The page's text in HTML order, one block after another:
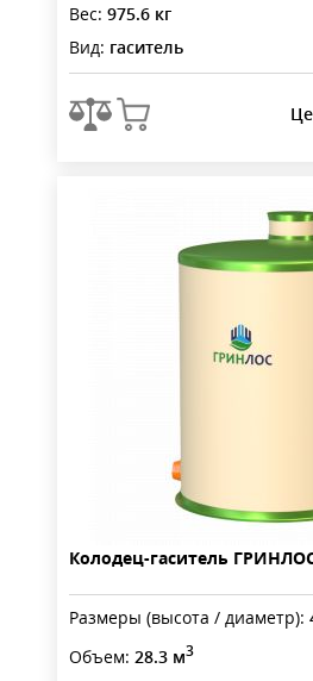
Вес: 975.6 кг
Вид: гаситель
Колодец-гаситель
Размеры (высота / диаметр):
Объем: 28.3 м3